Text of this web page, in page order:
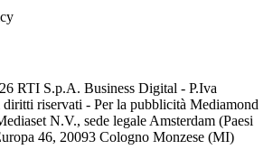
RTI S.p.A. Business Digital - P.Iva
riservati - Per la pubblicità Mediamond
N.V., sede legale Amsterdam (Paesi
46, 20093 Cologno Monzese (MI)